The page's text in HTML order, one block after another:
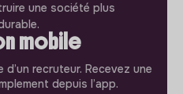
une société plus
mobile
recruteur. Recevez une
depuis l’app.